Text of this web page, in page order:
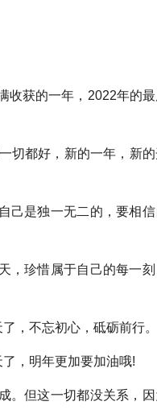
获的一年，2022年的
切都好，新的一年，新
是独一无二的，要相信
珍惜属于自己的每一刻
，不忘初心，砥砺前行。
，明年更加要加油哦!
但这一切都没关系，因